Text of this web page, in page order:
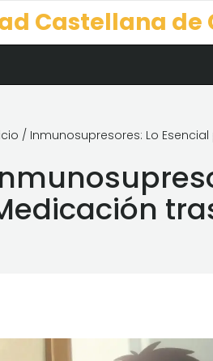
Castellana
/ Inmunosupresores: Lo